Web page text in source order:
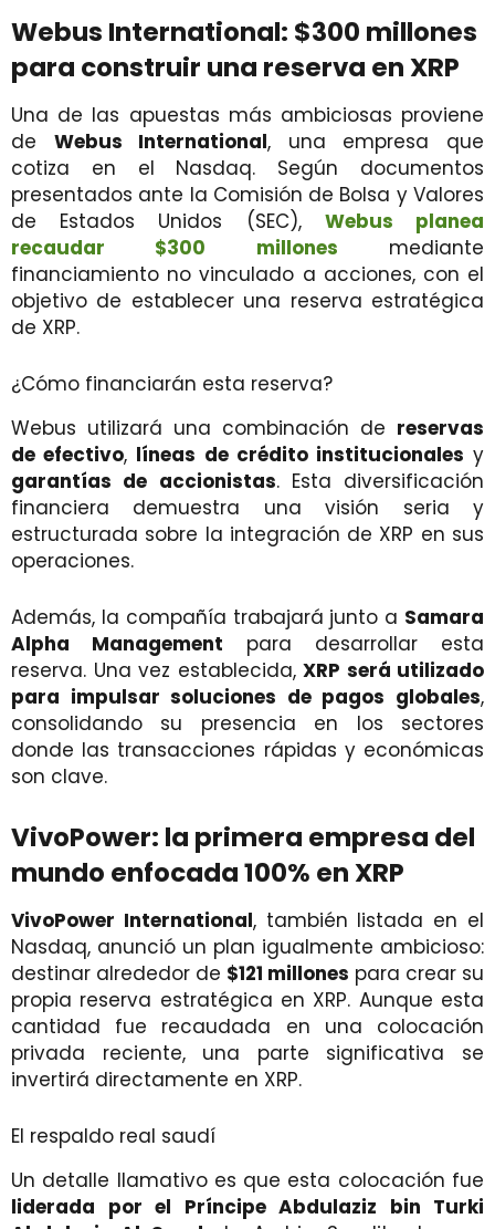
Webus International: $300 millones
para construir una reserva en XRP
Una de las apuestas más ambiciosas proviene
de Webus International, una empresa que
cotiza en el Nasdaq. Según documentos
presentados ante la Comisión de Bolsa y Valores
de Estados Unidos (SEC), Webus planea
recaudar $300 millones mediante
financiamiento no vinculado a acciones, con el
objetivo de establecer una reserva estratégica
de XRP.
¿Cómo financiarán esta reserva?
Webus utilizará una combinación de reservas
de efectivo, líneas de crédito institucionales y
garantías de accionistas. Esta diversificación
financiera demuestra una visión seria y
estructurada sobre la integración de XRP en sus
operaciones.
Además, la compañía trabajará junto a Samara
Alpha Management para desarrollar esta
reserva. Una vez establecida, XRP será utilizado
para impulsar soluciones de pagos globales,
consolidando su presencia en los sectores
donde las transacciones rápidas y económicas
son clave.
VivoPower: la primera empresa del
mundo enfocada 100% en XRP
VivoPower International, también listada en el
Nasdaq, anunció un plan igualmente ambicioso:
destinar alrededor de $121 millones para crear su
propia reserva estratégica en XRP. Aunque esta
cantidad fue recaudada en una colocación
privada reciente, una parte significativa se
invertirá directamente en XRP.
El respaldo real saudí
Un detalle llamativo es que esta colocación fue
liderada por el Príncipe Abdulaziz bin Turki